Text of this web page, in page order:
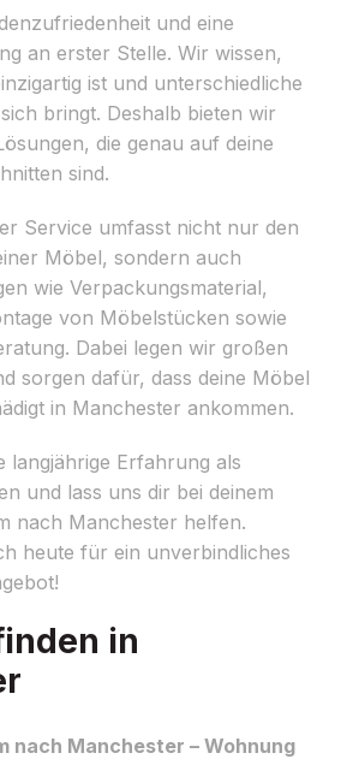
und eine
an erster Stelle. Wir wissen,
ist und unterschiedliche
bringt. Deshalb bieten wir
die genau auf deine
sind.
Service umfasst nicht nur den
Möbel, sondern auch
wie Verpackungsmaterial,
von Möbelstücken sowie
Dabei legen wir großen
sorgen dafür, dass deine Möbel
in Manchester ankommen.
langjährige Erfahrung als
und lass uns dir bei deinem
nach Manchester helfen.
heute für ein unverbindliches
in
nach Manchester – Wohnung